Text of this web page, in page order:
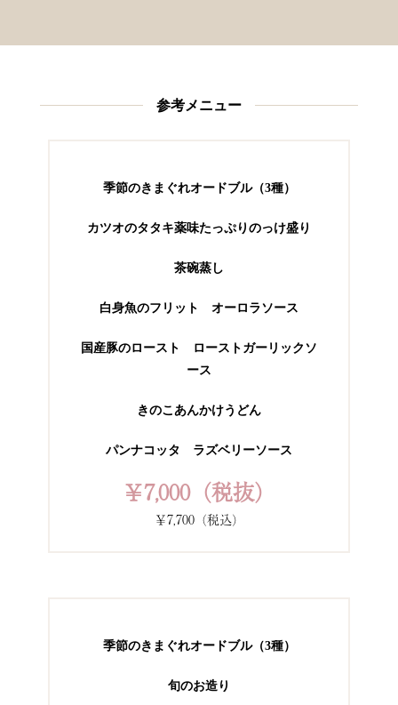
参考メニュー
季節のきまぐれオードブル（3種）
カツオのタタキ薬味たっぷりのっけ盛り
茶碗蒸し
白身魚のフリット オーロラソース
国産豚のロースト ローストガーリックソ
ース
きのこあんかけうどん
パンナコッタ ラズベリーソース
￥7,000（税抜）
￥7,700（税込）
季節のきまぐれオードブル（3種）
旬のお造り